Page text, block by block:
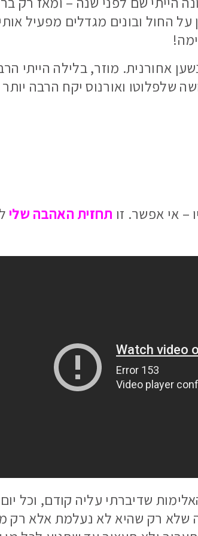
החול ובונים מגדלים מפעיל
אחורנית. מוזר, בלילה הייתי
שלפלוטו ואורנוס יקח הרבה
– אי אפשר. זו תחזית האהבה שלי
שדיברתי עליה קודם, וכל
שלא רק שהיא לא נעלמת אלא